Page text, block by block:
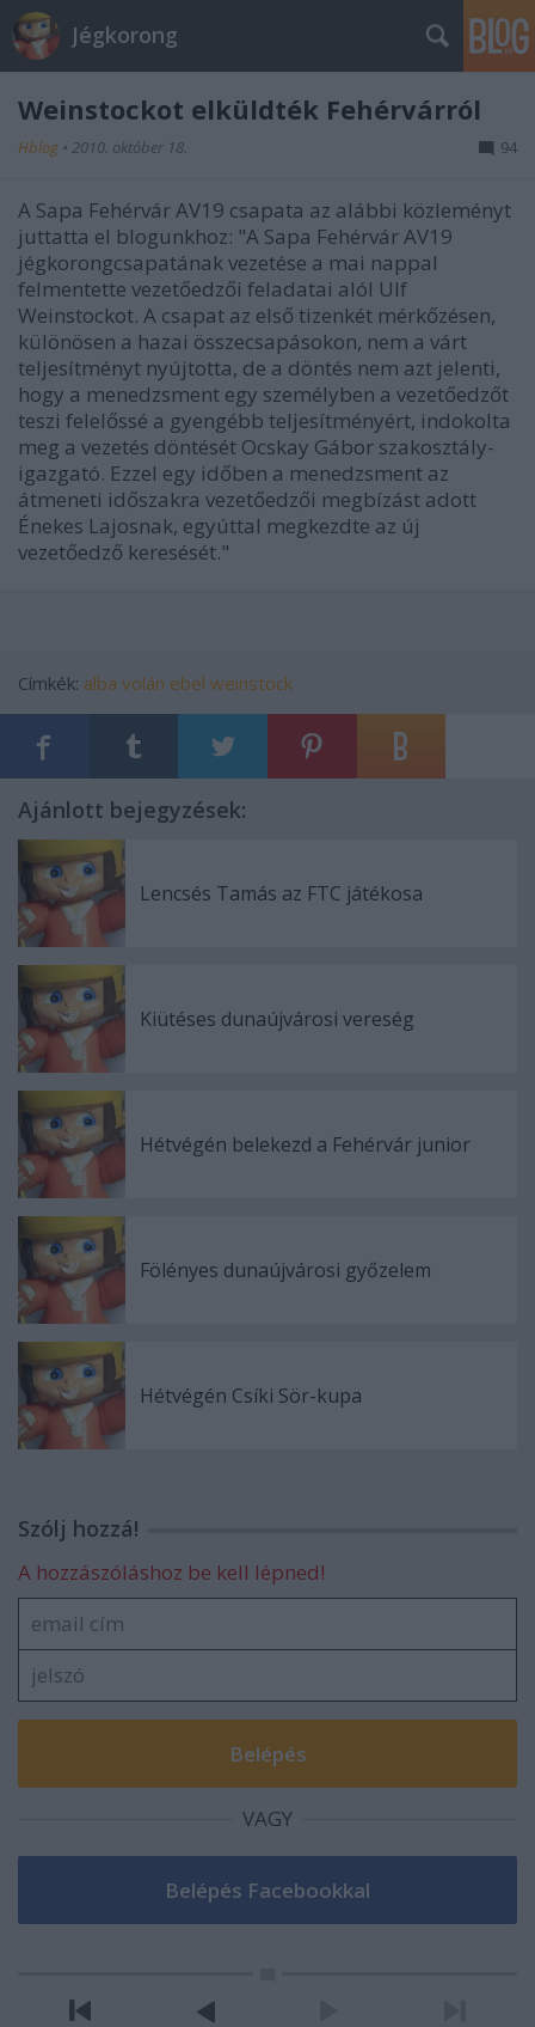
Jégkorong
Weinstockot elküldték Fehérvárról
Hblog • 2010. október 18. 94
A Sapa Fehérvár AV19 csapata az alábbi közleményt
juttatta el blogunkhoz: "A Sapa Fehérvár AV19
jégkorongcsapatának vezetése a mai nappal
felmentette vezetőedzői feladatai alól Ulf
Weinstockot. A csapat az első tizenkét mérkőzésen,
különösen a hazai összecsapásokon, nem a várt
teljesítményt nyújtotta, de a döntés nem azt jelenti,
hogy a menedzsment egy személyben a vezetőedzőt
teszi felelőssé a gyengébb teljesítményért, indokolta
meg a vezetés döntését Ocskay Gábor szakosztály-
igazgató. Ezzel egy időben a menedzsment az
átmeneti időszakra vezetőedzői megbízást adott
Énekes Lajosnak, egyúttal megkezdte az új
vezetőedző keresését."
Címkék: alba volán ebel weinstock
Ajánlott bejegyzések:
Lencsés Tamás az FTC játékosa
Kiütéses dunaújvárosi vereség
Hétvégén belekezd a Fehérvár junior
Fölényes dunaújvárosi győzelem
Hétvégén Csíki Sör-kupa
Szólj hozzá!
A hozzászóláshoz be kell lépned!
VAGY